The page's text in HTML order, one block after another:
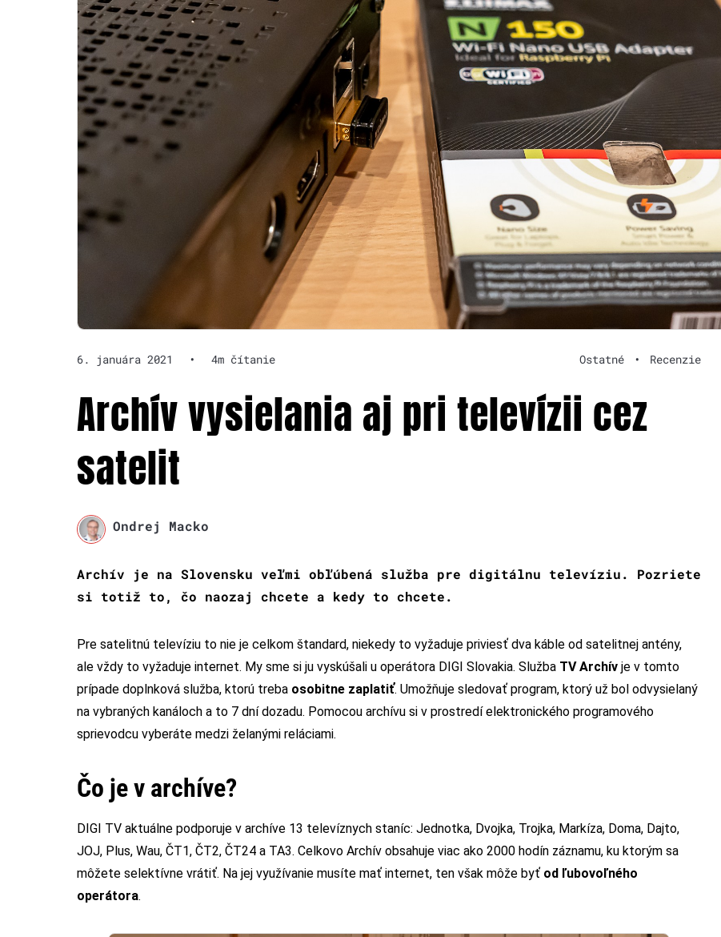
6. januára 2021 • 4m čítanie Ostatné • Recenzie
Archív vysielania aj pri televízii cez
satelit
Ondrej Macko
Archív je na Slovensku veľmi obľúbená služba pre digitálnu televíziu. Pozriete
si totiž to, čo naozaj chcete a kedy to chcete.
Pre satelitnú televíziu to nie je celkom štandard, niekedy to vyžaduje priviesť dva káble od satelitnej antény,
ale vždy to vyžaduje internet. My sme si ju vyskúšali u operátora DIGI Slovakia. Služba TV Archív je v tomto
prípade doplnková služba, ktorú treba osobitne zaplatiť. Umožňuje sledovať program, ktorý už bol odvysielaný
na vybraných kanáloch a to 7 dní dozadu. Pomocou archívu si v prostredí elektronického programového
sprievodcu vyberáte medzi želanými reláciami.
Čo je v archíve?
DIGI TV aktuálne podporuje v archíve 13 televíznych staníc: Jednotka, Dvojka, Trojka, Markíza, Doma, Dajto,
JOJ, Plus, Wau, ČT1, ČT2, ČT24 a TA3. Celkovo Archív obsahuje viac ako 2000 hodín záznamu, ku ktorým sa
môžete selektívne vrátiť. Na jej využívanie musíte mať internet, ten však môže byť od ľubovoľného
operátora.